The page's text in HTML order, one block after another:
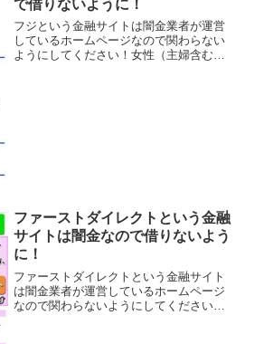
で借りないように！
フジという金融サイトは闇金業者が運営
しているホームページなので関わらない
ようにしてください！女性（主婦含む）
ファーストダイレクトという金融
サイトは闇金なので借りないよう
に！
ファーストダイレクトという金融サイト
は闇金業者が運営しているホームページ
なので関わらないようにしてください！